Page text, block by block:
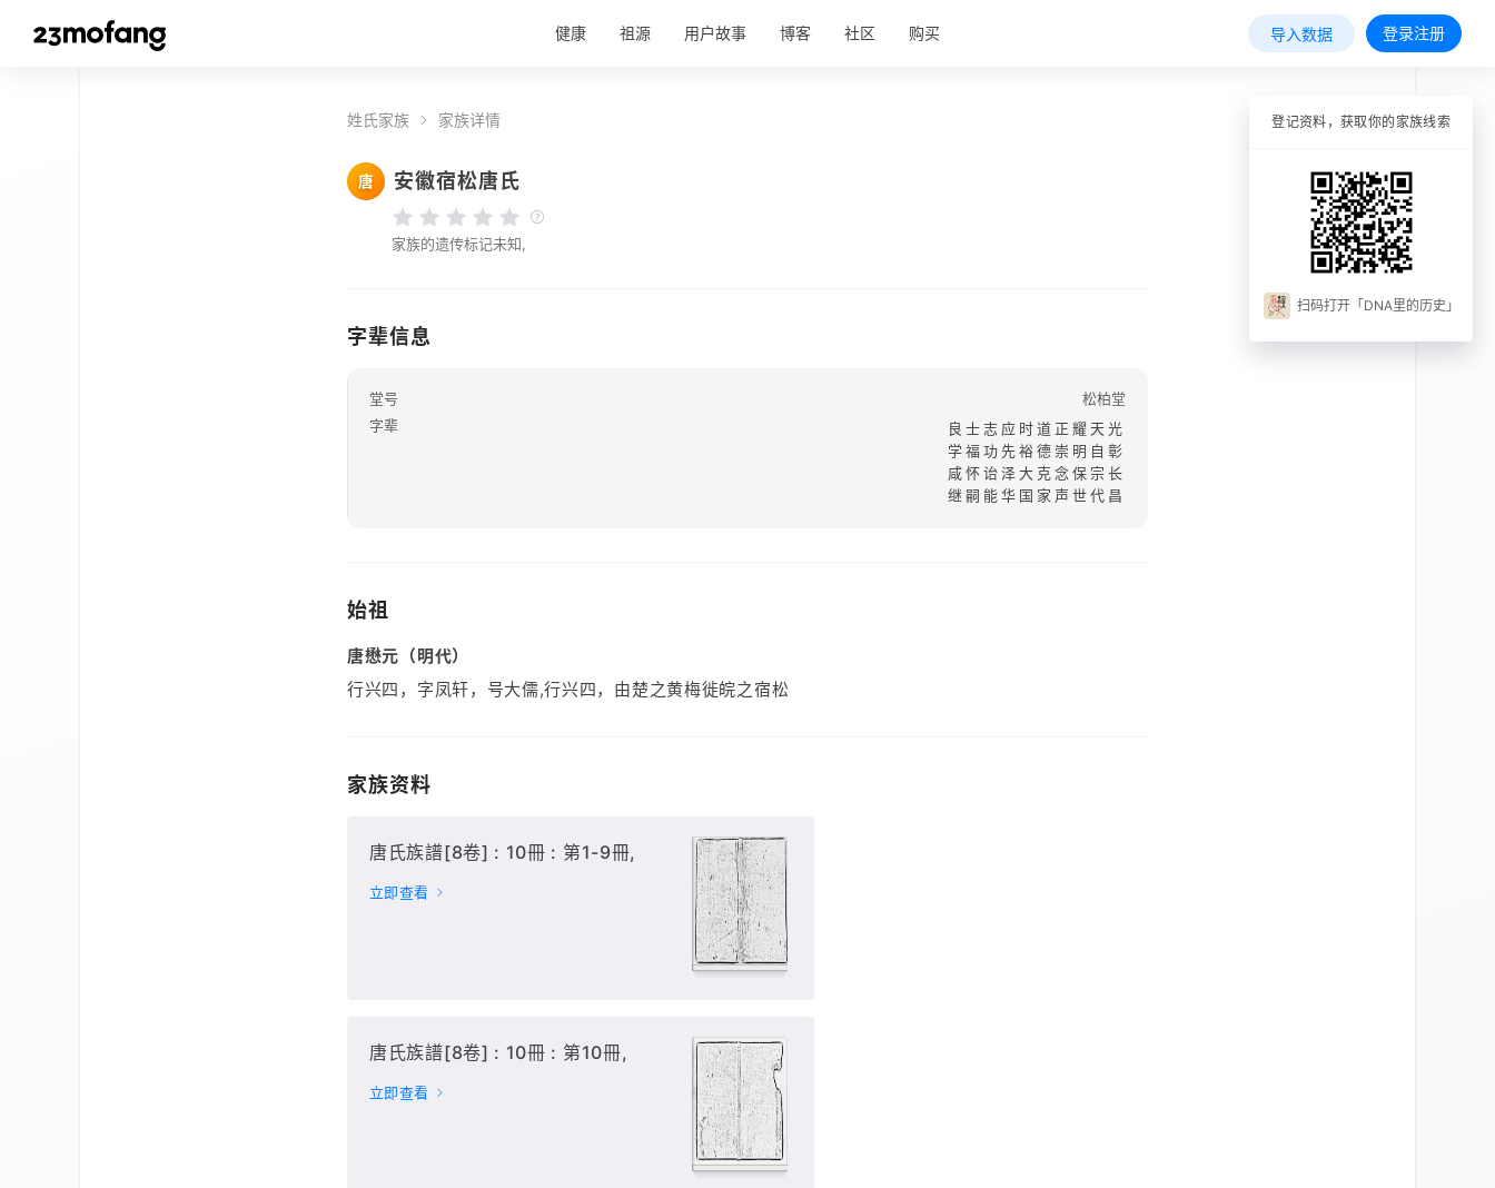
健康 祖源 用户故事 博客 社区 购买 导入数据 登录注册
姓氏家族 家族详情
唐 安徽宿松唐氏
家族的遗传标记未知,
字辈信息
堂号
松柏堂
字辈
良士志应时道正耀天光
学福功先裕德崇明自彰
咸怀诒泽大克念保宗长
继嗣能华国家声世代昌
始祖
唐懋元（明代）
行兴四，字凤轩，号大儒,行兴四，由楚之黄梅徙皖之宿松
家族资料
唐氏族譜[8卷] : 10冊 : 第1-9冊,
立即查看
唐氏族譜[8卷] : 10冊 : 第10冊,
立即查看
登记资料，获取你的家族线索
扫码打开「DNA里的历史」